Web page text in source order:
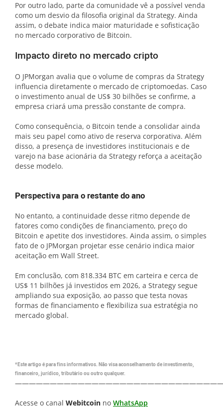
Por outro lado, parte da comunidade vê a possível venda
como um desvio da filosofia original da Strategy. Ainda
assim, o debate indica maior maturidade e sofisticação
no mercado corporativo de Bitcoin.
Impacto direto no mercado cripto
O JPMorgan avalia que o volume de compras da Strategy
influencia diretamente o mercado de criptomoedas. Caso
o investimento anual de US$ 30 bilhões se confirme, a
empresa criará uma pressão constante de compra.
Como consequência, o Bitcoin tende a consolidar ainda
mais seu papel como ativo de reserva corporativa. Além
disso, a presença de investidores institucionais e de
varejo na base acionária da Strategy reforça a aceitação
desse modelo.
Perspectiva para o restante do ano
No entanto, a continuidade desse ritmo depende de
fatores como condições de financiamento, preço do
Bitcoin e apetite dos investidores. Ainda assim, o simples
fato de o JPMorgan projetar esse cenário indica maior
aceitação em Wall Street.
Em conclusão, com 818.334 BTC em carteira e cerca de
US$ 11 bilhões já investidos em 2026, a Strategy segue
ampliando sua exposição, ao passo que testa novas
formas de financiamento e flexibiliza sua estratégia no
mercado global.
*Este artigo é para fins informativos. Não visa aconselhamento de investimento,
financeiro, jurídico, tributário ou outro qualquer.
Acesse o canal Webitcoin no WhatsApp